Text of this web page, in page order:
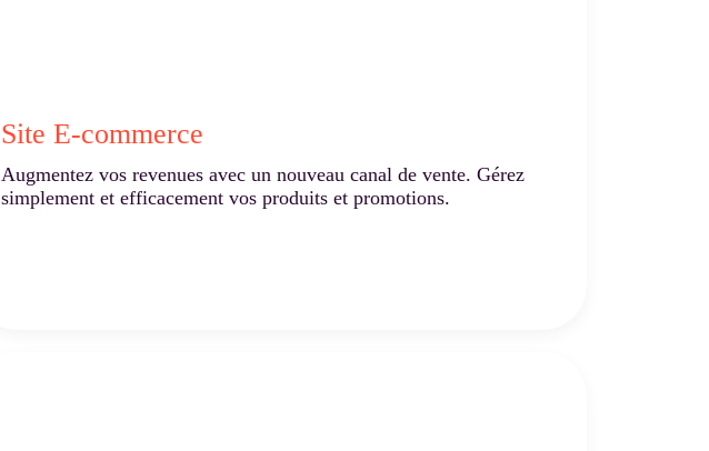
Site E-commerce
Augmentez vos revenues avec un nouveau canal de vente. Gérez
simplement et efficacement vos produits et promotions.